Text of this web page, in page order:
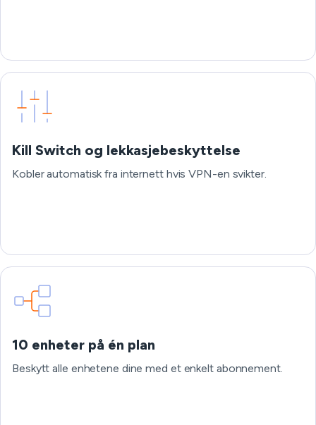
Kill Switch og lekkasjebeskyttelse
Kobler automatisk fra internett hvis VPN-en svikter.
10 enheter på én plan
Beskytt alle enhetene dine med et enkelt abonnement.